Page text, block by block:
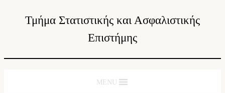
Τμήμα Στατιστικής και Ασφαλιστικής
Επιστήμης
MENU